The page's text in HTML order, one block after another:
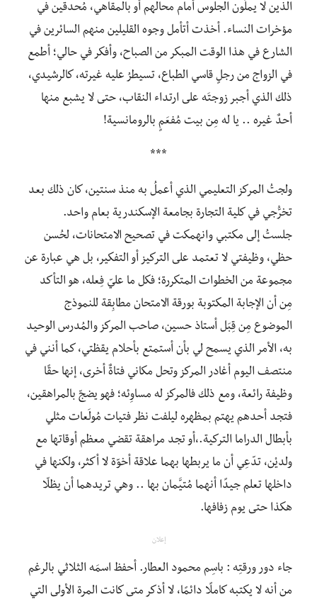
الذين لا يملّون الجلوس أمام محالهم أو بالمقاهي، مُحدقين في
مؤخرات النساء. أخذت أتأمل وجوه القليلين منهم السائرين في
الشارع في هذا الوقت المبكر من الصباح، وأفكر في حالي؛ أطمع
في الزواج من رجلٍ قاسي الطباع، تسيطرُ عليه غيرته، كالرشيدي،
ذلك الذي أجبر زوجتَه على ارتداء النقاب، حتى لا يشبع منها
أحدٌ غيره .. يا له مِن بيت مُفعَمٍ بالرومانسية!
***
ولجتُ المركز التعليمي الذي أعملُ به منذ سنتين، كان ذلك بعد
تخرُّجي في كلية التجارة بجامعة الإسكندرية بعام واحد.
جلستُ إلى مكتبي وانهمكت في تصحيح الامتحانات، لحُسن
حظي، وظيفتي لا تعتمد على التركيز أو التفكير، بل هي عبارة عن
مجموعة من الخطوات المتكررة؛ فكل ما عليّ فِعله، هو التأكد
مِن أن الإجابة المكتوبة بورقة الامتحان مطابِقة للنموذج
الموضوع مِن قِبَل أستاذ حسين، صاحب المركز والمُدرس الوحيد
به، الأمر الذي يسمح لي بأن أستمتع بأحلام يقظتي، كما أنني في
منتصف اليوم أغادر المركز وتحل مكاني فتاةٌ أخرى، إنها حقًا
وظيفة رائعة، ومع ذلك فالمركز له مساوِئه؛ فهو يضجّ بالمراهقين،
فتجد أحدهم يهتم بمظهره ليلفت نظر فتيات مُولَعات مثلي
بأبطال الدراما التركية.،أو تجد مراهقة تقضي معظم أوقاتها مع
ولديْن، تدّعِي أن ما يربطها بهما علاقة أخوّة لا أكثر، ولكنها في
داخلها تعلم جيدًا أنهما مُتيَّمان بها .. وهي تريدهما أن يظلّا
هكذا حتى يوم زفافها.
إعلان
جاء دور ورقتِه : باسِم محمود العطار. أحفظ اسمَه الثلاثي بالرغم
من أنه لا يكتبه كاملًا دائمًا، لا أذكر متى كانت المرة الأولى التي